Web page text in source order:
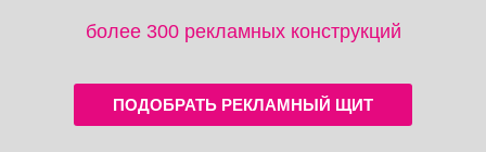
более 300 рекламных конструкций
ПОДОБРАТЬ РЕКЛАМНЫЙ ЩИТ